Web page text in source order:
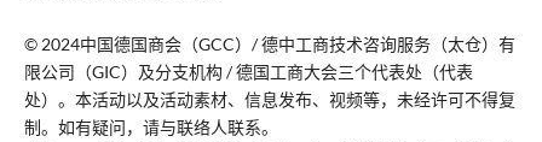
© 2024中国德国商会（GCC）/ 德中工商技术咨询服务（太仓）有
限公司（GIC）及分支机构 / 德国工商大会三个代表处（代表
处）。本活动以及活动素材、信息发布、视频等，未经许可不得复
制。如有疑问，请与联络人联系。